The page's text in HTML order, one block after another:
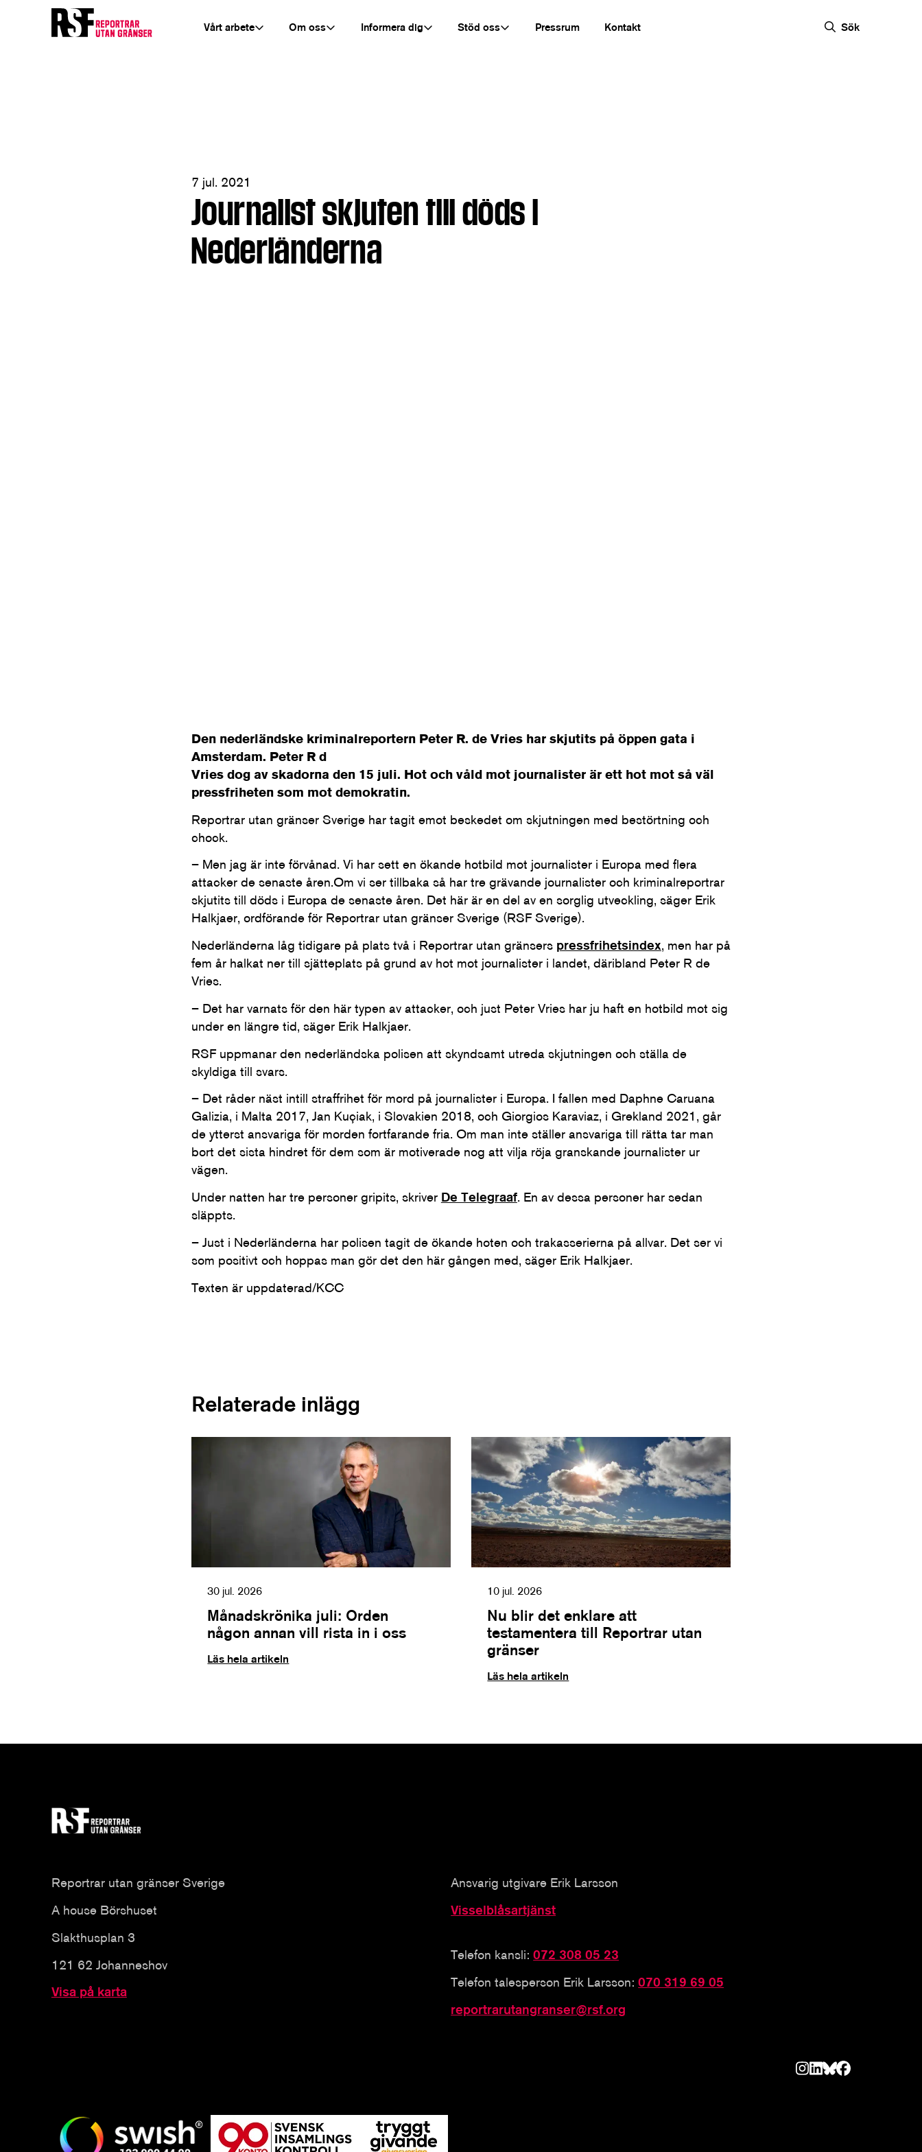
Vårt arbete Om oss Informera dig Stöd oss Pressrum Kontakt Sök
7 jul. 2021
Journalist skjuten till döds i
Nederländerna
Den nederländske kriminalreportern Peter R. de Vries har skjutits på öppen gata i
Amsterdam. Peter R d
Vries dog av skadorna den 15 juli. Hot och våld mot journalister är ett hot mot så väl
pressfriheten som mot demokratin.
Reportrar utan gränser Sverige har tagit emot beskedet om skjutningen med bestörtning och
chock.
– Men jag är inte förvånad. Vi har sett en ökande hotbild mot journalister i Europa med flera
attacker de senaste åren.Om vi ser tillbaka så har tre grävande journalister och kriminalreportrar
skjutits till döds i Europa de senaste åren. Det här är en del av en sorglig utveckling, säger Erik
Halkjaer, ordförande för Reportrar utan gränser Sverige (RSF Sverige).
Nederländerna låg tidigare på plats två i Reportrar utan gränsers pressfrihetsindex, men har på
fem år halkat ner till sjätteplats på grund av hot mot journalister i landet, däribland Peter R de
Vries.
– Det har varnats för den här typen av attacker, och just Peter Vries har ju haft en hotbild mot sig
under en längre tid, säger Erik Halkjaer.
RSF uppmanar den nederländska polisen att skyndsamt utreda skjutningen och ställa de
skyldiga till svars.
– Det råder näst intill straffrihet för mord på journalister i Europa. I fallen med Daphne Caruana
Galizia, i Malta 2017, Jan Kuçiak, i Slovakien 2018, och Giorgios Karaviaz, i Grekland 2021, går
de ytterst ansvariga för morden fortfarande fria. Om man inte ställer ansvariga till rätta tar man
bort det sista hindret för dem som är motiverade nog att vilja röja granskande journalister ur
vägen.
Under natten har tre personer gripits, skriver De Telegraaf. En av dessa personer har sedan
släppts.
– Just i Nederländerna har polisen tagit de ökande hoten och trakasserierna på allvar. Det ser vi
som positivt och hoppas man gör det den här gången med, säger Erik Halkjaer.
Texten är uppdaterad/KCC
Relaterade inlägg
30 jul. 2026
Månadskrönika juli: Orden
någon annan vill rista in i oss
Läs hela artikeln
10 jul. 2026
Nu blir det enklare att
testamentera till Reportrar utan
gränser
Läs hela artikeln
Reportrar utan gränser Sverige
A house Börshuset
Slakthusplan 3
121 62 Johanneshov
Visa på karta
Ansvarig utgivare Erik Larsson
Visselblåsartjänst
Telefon kansli:072 308 05 23
Telefon talesperson Erik Larsson:070 319 69 05
reportrarutangranser@rsf.org